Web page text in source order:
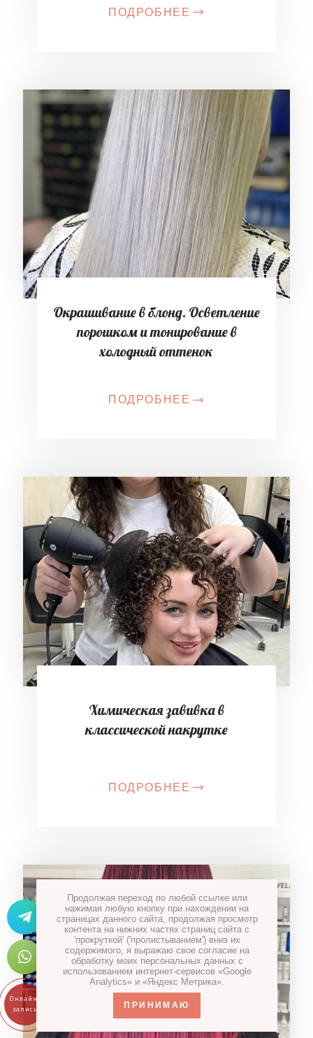
ПОДРОБНЕЕ
Окрашивание в блонд. Осветление
порошком и тонирование в
холодный оттенок
ПОДРОБНЕЕ
Химическая завивка в
классической накрутке
ПОДРОБНЕЕ
Продолжая переход по любой ссылке или
нажимая любую кнопку при нахождении на
страницах данного сайта, продолжая просмотр
контента на нижних частях страниц сайта с
'прокруткой' ('пролистыванием') вниз их
содержимого, я выражаю свое согласие на
обработку моих персональных данных с
использованием интернет-сервисов «Google
Analytics» и «Яндекс Метрика».
ПРИНИМАЮ